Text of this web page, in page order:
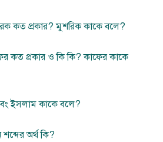
কত প্রকার? মুশরিক কাকে বলে?
কত প্রকার ও কি কি? কাফের কাকে
ইসলাম কাকে বলে?
অর্থ কি?